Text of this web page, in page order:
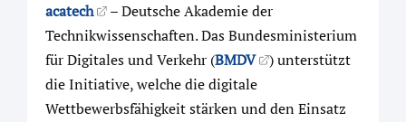
acatech
– Deutsche Akademie der
Technikwissenschaften. Das Bundesministerium
für Digitales und Verkehr (BMDV
) unterstützt
die Initiative, welche die digitale
Wettbewerbsfähigkeit stärken und den Einsatz